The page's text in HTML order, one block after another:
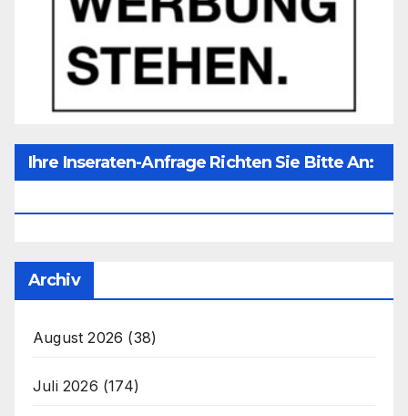
Ihre Inseraten-Anfrage Richten Sie Bitte An:
Archiv
August 2026 (38)
Juli 2026 (174)